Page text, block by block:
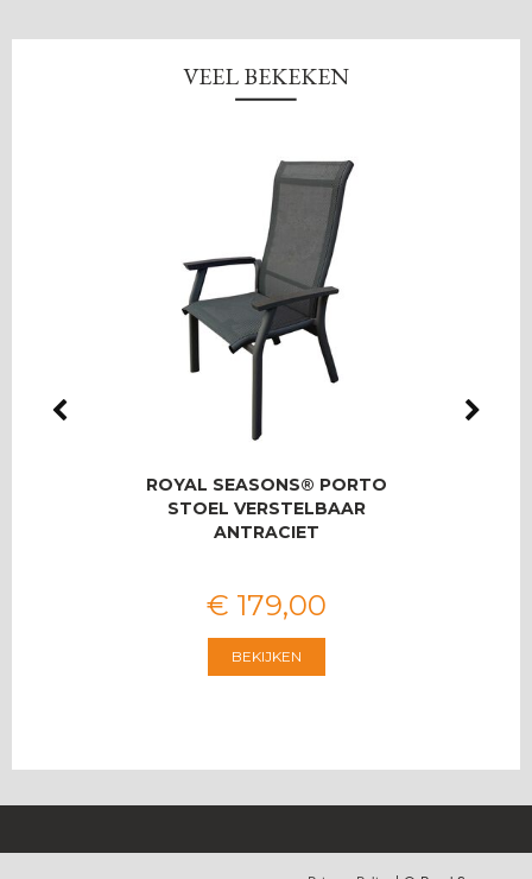
VEEL BEKEKEN
ROYAL SEASONS® PORTO
STOEL VERSTELBAAR
ANTRACIET
€ 179,00
BEKIJKEN